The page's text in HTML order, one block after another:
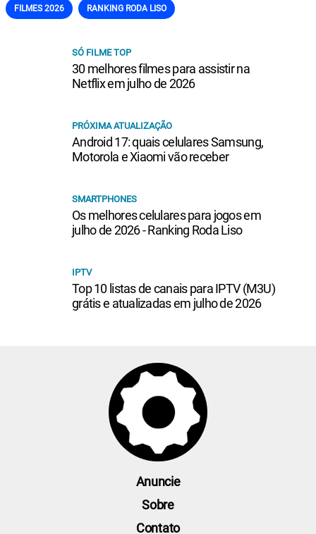
FILMES 2026 RANKING RODA LISO
SÓ FILME TOP
30 melhores filmes para assistir na
Netflix em julho de 2026
PRÓXIMA ATUALIZAÇÃO
Android 17: quais celulares Samsung,
Motorola e Xiaomi vão receber
SMARTPHONES
Os melhores celulares para jogos em
julho de 2026 - Ranking Roda Liso
IPTV
Top 10 listas de canais para IPTV (M3U)
grátis e atualizadas em julho de 2026
Anuncie
Sobre
Contato